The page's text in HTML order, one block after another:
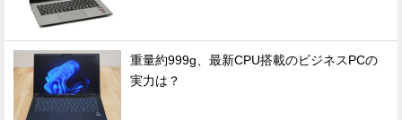
重量約999g、最新CPU搭載のビジネスPCの
実力は？